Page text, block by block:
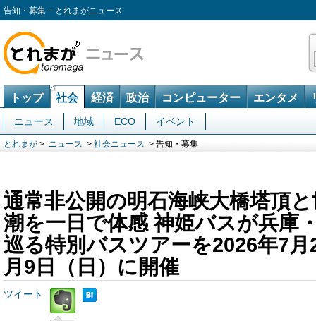
告知・募集 – とれまがニュース
トップ 社会 経済 政治 コンピューター エンタメ
ニュース 地域 ECO イベント
とれまが > ニュース > 社会ニュース > 告知・募集
通常非公開の明石海峡大橋塔頂
潮を一日で体感 神姫バスが兵庫
巡る特別バスツアーを2026年7月
月9日（日）に開催
ツイート